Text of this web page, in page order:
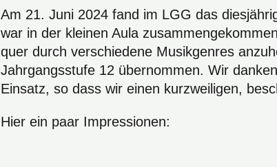
Am 21. Juni 2024 fand im LGG das
war in der kleinen Aula
quer durch verschiedene Musikgenres
Jahrgangsstufe 12 übernommen. Wir
Einsatz, so dass wir einen kurzweiligen,
Hier ein paar Impressionen: